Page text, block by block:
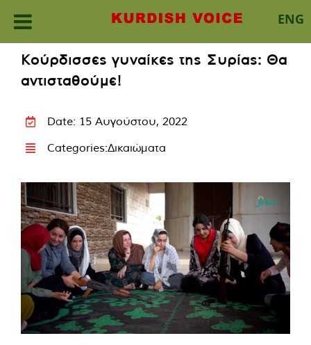
ENG
content
Κούρδισσες γυναίκες της Συρίας: Θα
αντισταθούμε!
Date: 15 Αυγούστου, 2022
Categories:Δικαιώματα